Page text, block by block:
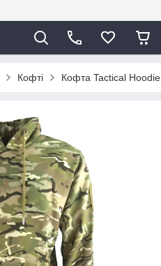
Кофті Кофта Tactical